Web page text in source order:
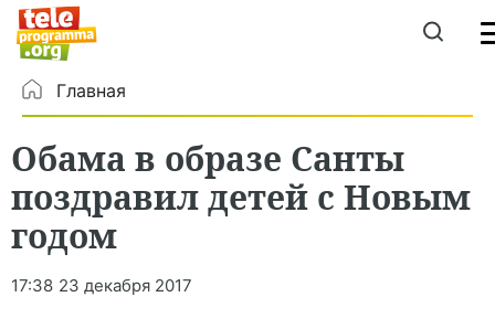
Главная
Обама в образе Санты
поздравил детей с Новым
годом
17:38 23 декабря 2017